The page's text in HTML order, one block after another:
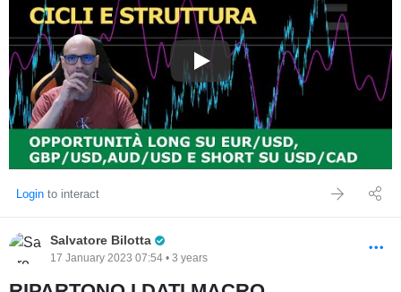
FOREX
Login to interact
Salvatore Bilotta
17 January 2023 07:54 • 3 years